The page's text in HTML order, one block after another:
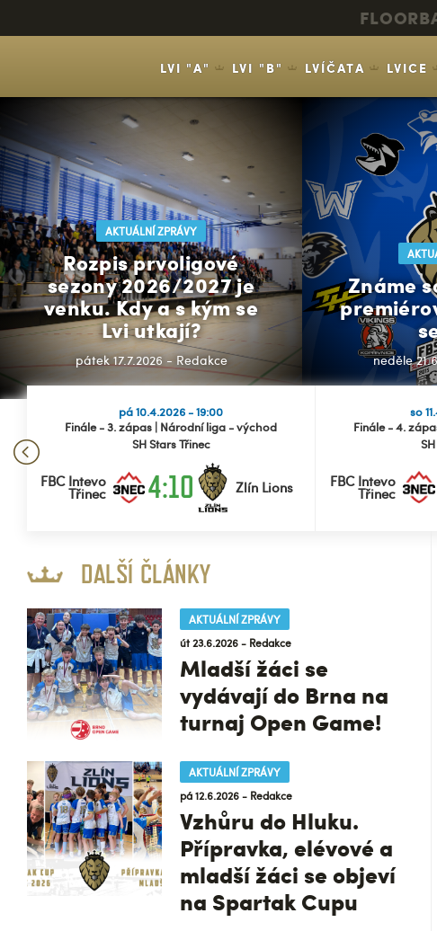
LVI "A" LVI "B" LVÍČATA LVICE
AKTUÁLNÍ ZPRÁVY
Rozpis prvoligové
sezony 2026/2027 je
venku. Kdy a s kým se
Lvi utkají?
pátek 17.7.2026 - Redakce
Známe
neděle
pá 10.4.2026 - 19:00
Finále - 3. zápas | Národní liga - východ
SH Stars Třinec
FBC Intevo
Třinec 4:10 Zlín Lions
so
Finále - 4.
FBC Intevo
Třinec
DALŠÍ ČLÁNKY
AKTUÁLNÍ ZPRÁVY
út 23.6.2026 - Redakce
Mladší žáci se
vydávají do Brna na
turnaj Open Game!
AKTUÁLNÍ ZPRÁVY
pá 12.6.2026 - Redakce
Vzhůru do Hluku.
Přípravka, elévové a
mladší žáci se objeví
na Spartak Cupu